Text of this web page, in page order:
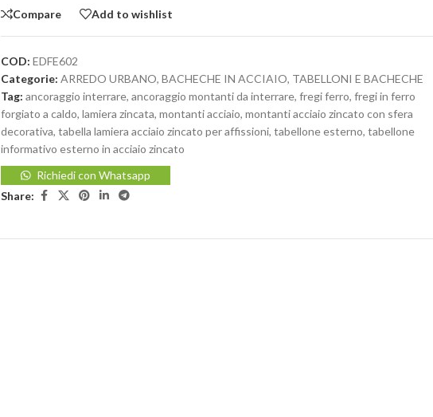
Compare Add to wishlist
COD:EDFE602
Categorie: ARREDO URBANO, BACHECHE IN ACCIAIO, TABELLONI E BACHECHE
Tag: ancoraggio interrare, ancoraggio montanti da interrare, fregi ferro, fregi in ferro
forgiato a caldo, lamiera zincata, montanti acciaio, montanti acciaio zincato con sfera
decorativa, tabella lamiera acciaio zincato per affissioni, tabellone esterno, tabellone
informativo esterno in acciaio zincato
Richiedi con Whatsapp
Share: